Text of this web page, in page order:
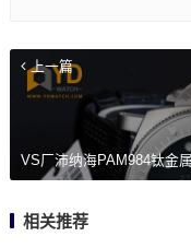
上一篇
VS厂沛纳海PAM984钛金
相关推荐